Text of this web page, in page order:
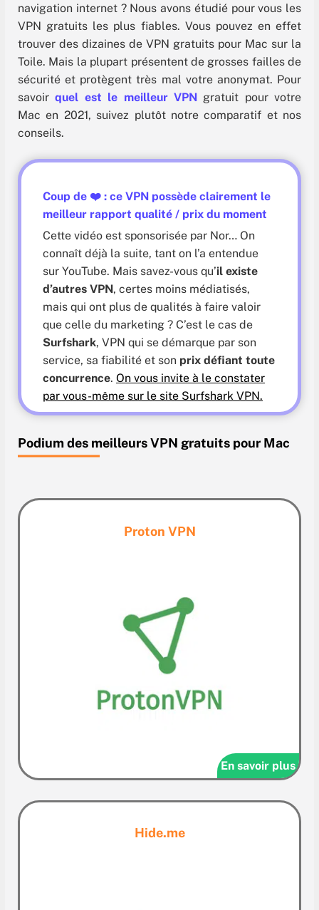
navigation internet ? Nous avons étudié pour vous les
VPN gratuits les plus fiables. Vous pouvez en effet
trouver des dizaines de VPN gratuits pour Mac sur la
Toile. Mais la plupart présentent de grosses failles de
sécurité et protègent très mal votre anonymat. Pour
savoirquel est le meilleur VPNgratuit pour votre
Mac en 2021, suivez plutôt notre comparatif et nos
conseils.
Coup de ❤️ : ce VPN possède clairement le
meilleur rapport qualité / prix du moment
Cette vidéo est sponsorisée par Nor… On
connaît déjà la suite, tant on l’a entendue
sur YouTube. Mais savez-vous qu’il existe
d’autres VPN, certes moins médiatisés,
mais qui ont plus de qualités à faire valoir
que celle du marketing ? C’est le cas de
Surfshark, VPN qui se démarque par son
service, sa fiabilité et son prix défiant toute
concurrence. On vous invite à le constater
par vous-même sur le site Surfshark VPN.
Podium des meilleurs VPN gratuits pour Mac
Proton VPN
En savoir plus
Hide.me